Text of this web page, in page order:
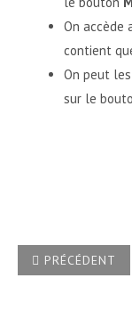
On accède
contient
On peut
sur le
ARTICLE
PRÉCÉDENT